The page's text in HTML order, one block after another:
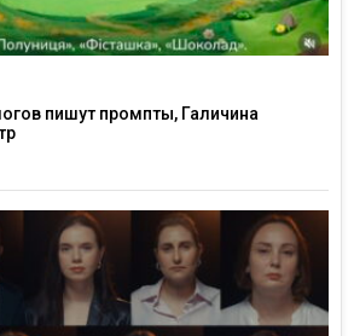
пишут промпты, Галичина